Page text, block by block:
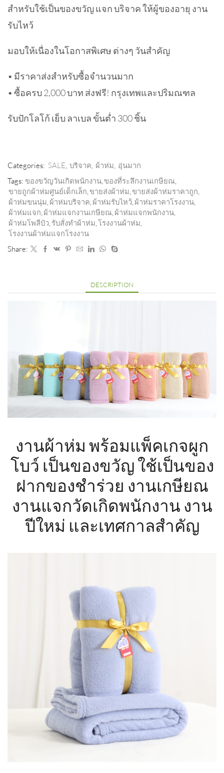
สำหรับใช้เป็นของขวัญ แจก บริจาค ให้ผู้ของอายุ งาน
รับไหว้
มอบให้เนื่องในโอกาสพิเศษ ต่างๆ วันสำคัญ
• มีราคาส่งสำหรับซื้อจำนวนมาก
• ซื้อครบ 2,000 บาท ส่งฟรี! กรุงเทพและปริมณฑล
รับปักโลโก้ เย็บ ลาเบล ขั้นต่ำ 300 ชิ้น
Categories: SALE, บริจาค, ผ้าห่ม, อุ่นมาก
Tags: ของขวัญวันเกิดพนักงาน,ของที่ระลึกงานเกษียณ,
ขายถูกผ้าห่มศูนย์เด็กเล็ก,ขายส่งผ้าห่ม,ขายส่งผ้าห่มราคาถูก,
ผ้าห่มขนนุ่ม, ผ้าห่มบริจาค, ผ้าห่มรับไหว้, ผ้าห่มราคาโรงงาน,
ผ้าห่มแจก, ผ้าห่มแจกงานเกษียณ, ผ้าห่มแจกพนักงาน,
ผ้าห่มโพลีบัว, รับสั่งทำผ้าห่ม,โรงงานผ้าห่ม,
โรงงานผ้าห่มแจกโรงงาน
Share:
DESCRIPTION
งานผ้าห่ม พร้อมแพ็คเกจผูก
โบว์ เป็นของขวัญ ใช้เป็นของ
ฝากของชำร่วย งานเกษียณ
งานแจกวัดเกิดพนักงาน งาน
ปีใหม่ และเทศกาลสำคัญ